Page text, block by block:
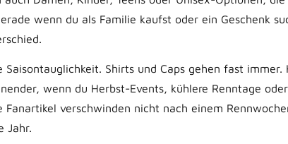
wenn du als Familie kaufst oder ein Geschenk
Shirts und Caps gehen fast immer.
wenn du Herbst-Events, kühlere Renntage
verschwinden nicht nach einem
Jahr.